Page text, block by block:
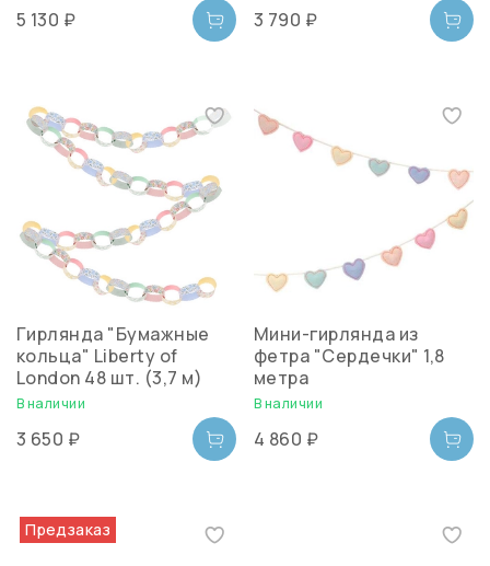
5 130 ₽ 3 790 ₽
Гирлянда "Бумажные
кольца" Liberty of
London 48 шт. (3,7 м)
В наличии
3 650 ₽
Мини-гирлянда из
фетра "Сердечки" 1,8
метра
В наличии
4 860 ₽
Предзаказ